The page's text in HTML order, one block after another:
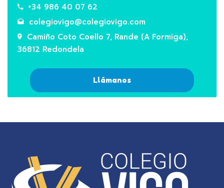
+34 986 40 07 62
colegiovigo@colegiovigo.com
Camiño Coto Coello 7, Rande (A Formiga),
36812 Redondela
Llámanos